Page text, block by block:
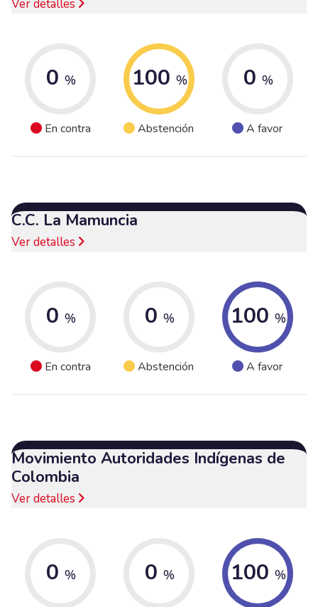
Ver detalles
0 %
En contra
100 %
Abstención
0 %
A favor
C.C. La Mamuncia
Ver detalles
0 %
En contra
0 %
Abstención
100 %
A favor
Movimiento Autoridades Indígenas de
Colombia
Ver detalles
0 % 0 % 100 %